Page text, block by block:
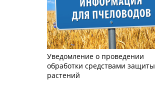
Уведомление о проведении
обработки средствами защиты
растений